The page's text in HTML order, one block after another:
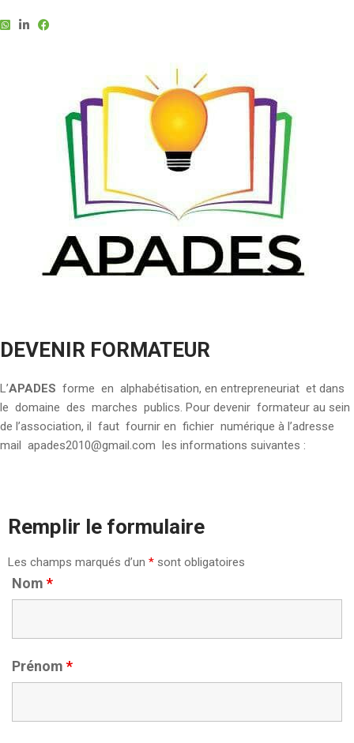
DEVENIR FORMATEUR
L’APADES forme en alphabétisation, en entrepreneuriat et dans
le domaine des marches publics. Pour devenir formateur au sein
de l’association, il faut fournir en fichier numérique à l’adresse
mail apades2010@gmail.com les informations suivantes :
Remplir le formulaire
Les champs marqués d’un * sont obligatoires
Nom *
Prénom *